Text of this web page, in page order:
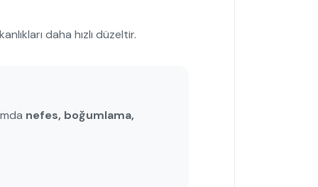
daha hızlı düzeltir.
nefes, boğumlama,